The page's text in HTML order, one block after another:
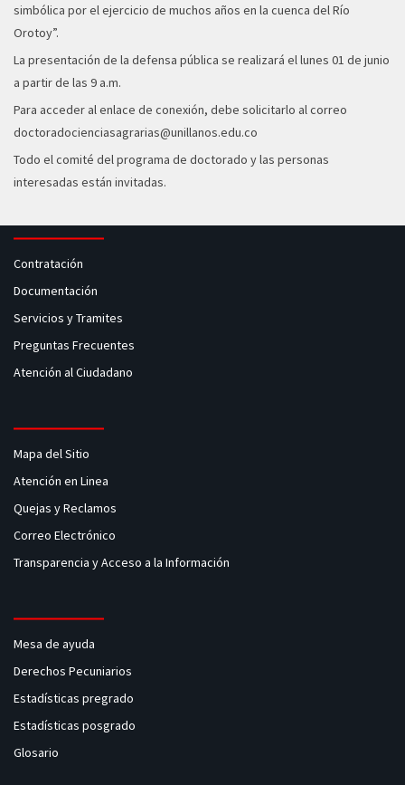
simbólica por el ejercicio de muchos años en la cuenca del Río
Orotoy”.
La presentación de la defensa pública se realizará el lunes 01 de junio
a partir de las 9 a.m.
Para acceder al enlace de conexión, debe solicitarlo al correo
doctoradocienciasagrarias@unillanos.edu.co
Todo el comité del programa de doctorado y las personas
interesadas están invitadas.
Contratación
Documentación
Servicios y Tramites
Preguntas Frecuentes
Atención al Ciudadano
Mapa del Sitio
Atención en Linea
Quejas y Reclamos
Correo Electrónico
Transparencia y Acceso a la Información
Mesa de ayuda
Derechos Pecuniarios
Estadísticas pregrado
Estadísticas posgrado
Glosario